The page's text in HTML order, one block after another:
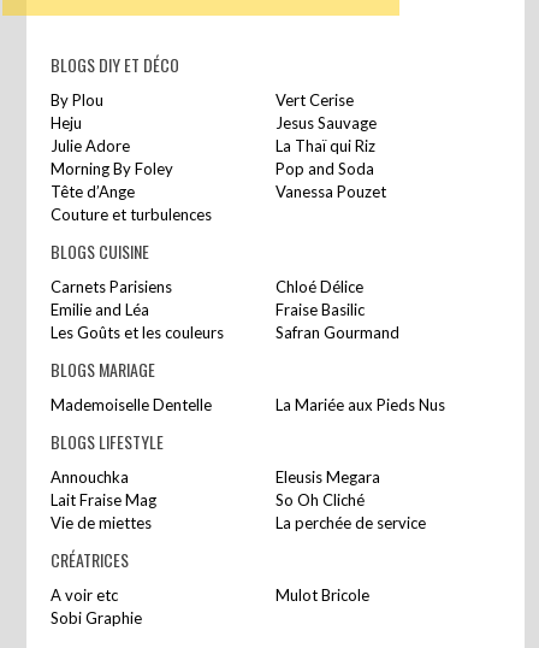
BLOGS DIY ET DÉCO
By Plou
Vert Cerise
Heju
Jesus Sauvage
Julie Adore
La Thaï qui Riz
Morning By Foley
Pop and Soda
Tête d’Ange
Vanessa Pouzet
Couture et turbulences
BLOGS CUISINE
Carnets Parisiens
Chloé Délice
Emilie and Léa
Fraise Basilic
Les Goûts et les couleurs
Safran Gourmand
BLOGS MARIAGE
Mademoiselle Dentelle La Mariée aux Pieds Nus
BLOGS LIFESTYLE
Annouchka
Eleusis Megara
Lait Fraise Mag
So Oh Cliché
Vie de miettes
La perchée de service
CRÉATRICES
A voir etc
Mulot Bricole
Sobi Graphie